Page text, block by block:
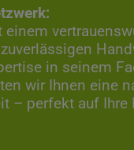
in seinem
wir Ihnen eine
– perfekt auf Ihre